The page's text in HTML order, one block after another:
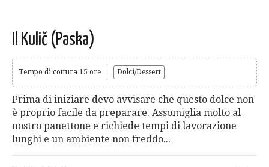
Il Kulič (Paska)
Tempo di cottura 15 ore Dolci/Dessert
Prima di iniziare devo avvisare che questo dolce non
è proprio facile da preparare. Assomiglia molto al
nostro panettone e richiede tempi di lavorazione
lunghi e un ambiente non freddo...